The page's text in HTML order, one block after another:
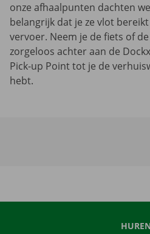
onze afhaalpunten dachten
belangrijk dat je ze vlot
vervoer. Neem je de fiets of
zorgeloos achter aan de
Pick-up Point tot je de
hebt.
HUREN